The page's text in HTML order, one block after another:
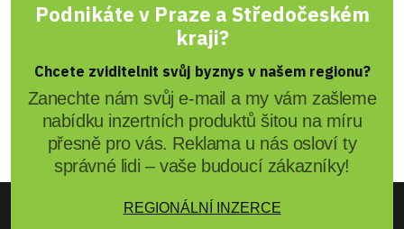
Podnikáte v Praze a Středočeském
kraji?
Chcete zviditelnit svůj byznys v našem regionu?
Zanechte nám svůj e-mail a my vám zašleme
nabídku inzertních produktů šitou na míru
přesně pro vás. Reklama u nás osloví ty
správné lidi – vaše budoucí zákazníky!
REGIONÁLNÍ INZERCE